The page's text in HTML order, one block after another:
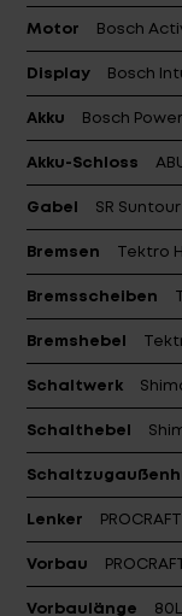
Motor Bosch
Display Bosch
Akku Bosch
Akku-Schloss
Gabel SR Suntour
Bremsen Tektro
Bremsscheiben
Bremshebel
Schaltwerk
Schalthebel
Lenker
Vorbau
Vorbaulänge